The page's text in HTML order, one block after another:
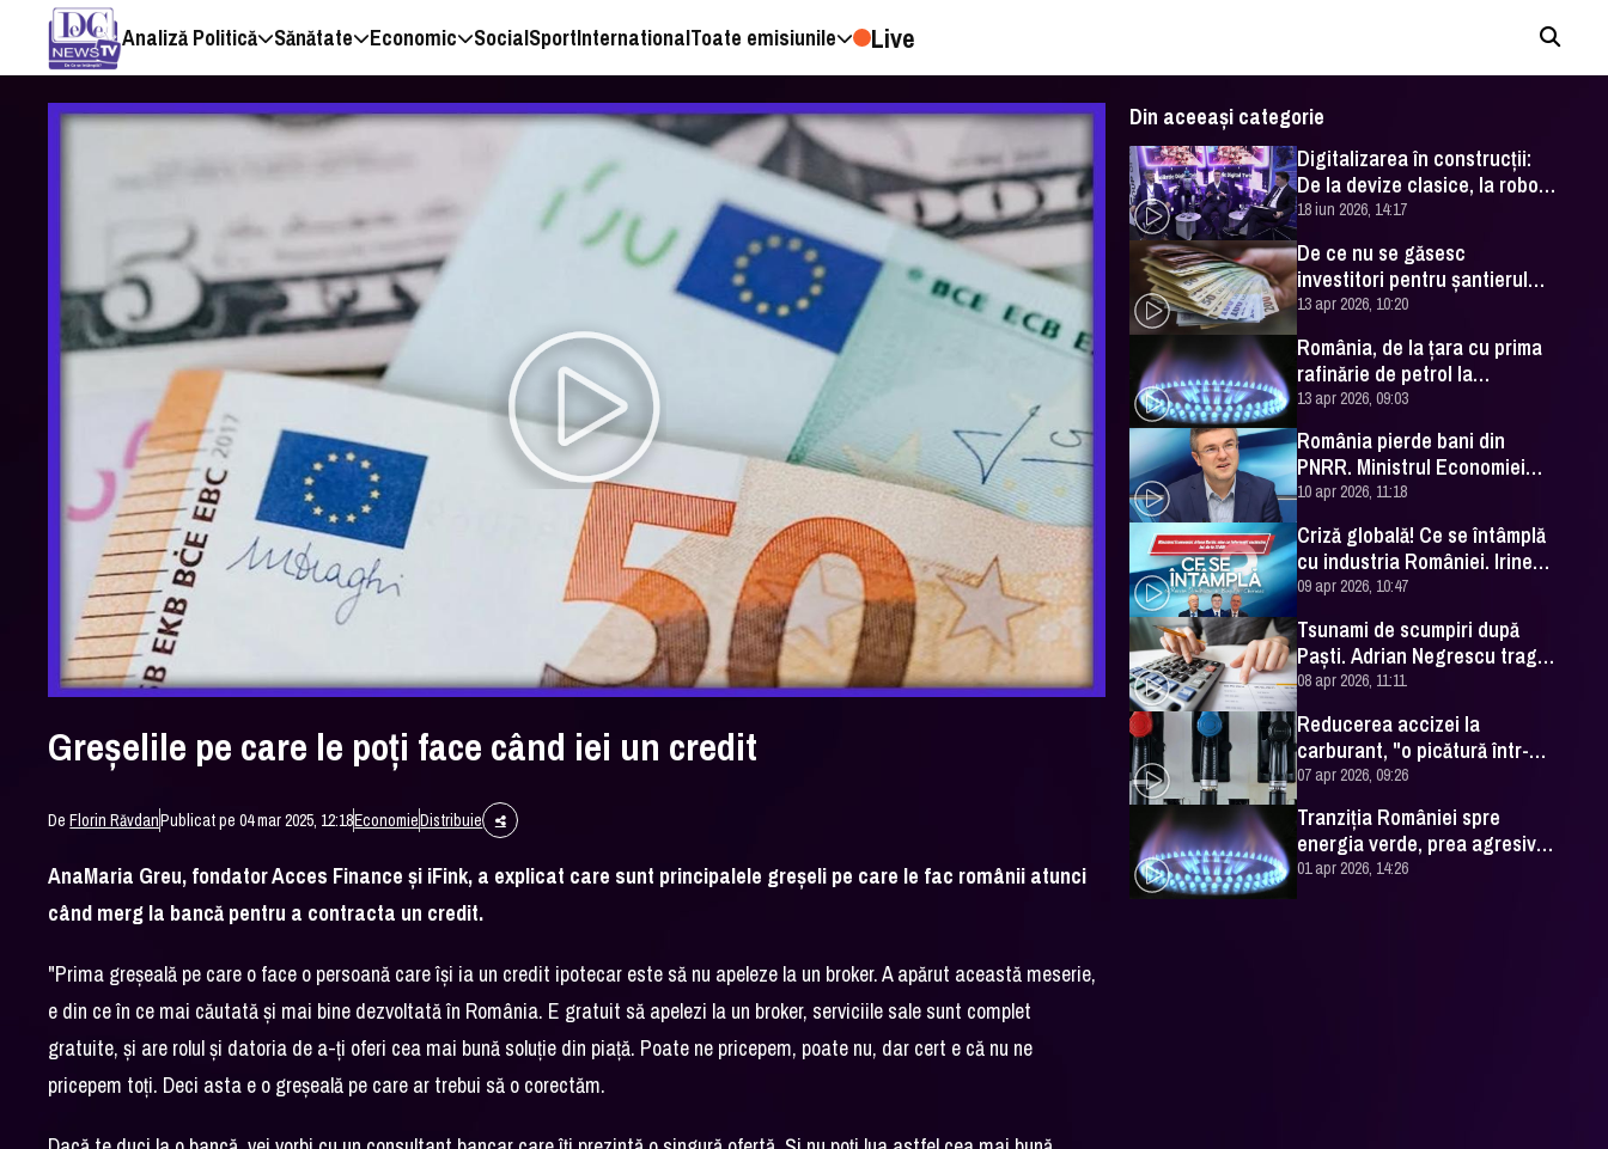
Analiză Politică Sănătate Economic SocialSportInternationalToate emisiunile Live
Greşelile pe care le poţi face când iei un credit
DeFlorin RăvdanPublicat pe 04 mar 2025, 12:18EconomieDistribuie
AnaMaria Greu, fondator Acces Finance şi iFink, a explicat care sunt principalele greşeli pe care le fac românii atunci
când merg la bancă pentru a contracta un credit.
"Prima greşeală pe care o face o persoană care îşi ia un credit ipotecar este să nu apeleze la un broker. A apărut această meserie,
e din ce în ce mai căutată şi mai bine dezvoltată în România. E gratuit să apelezi la un broker, serviciile sale sunt complet
gratuite, şi are rolul şi datoria de a-ţi oferi cea mai bună soluţie din piaţă. Poate ne pricepem, poate nu, dar cert e că nu ne
pricepem toţi. Deci asta e o greşeală pe care ar trebui să o corectăm.
Din aceeași categorie
Digitalizarea în construcții:
De la devize clasice, la roboți,
AI și „avatare de rol”.
România și redefinirea
industriei
18 iun 2026, 14:17
De ce nu se găsesc
investitori pentru şantierul
naval Mangalia
13 apr 2026, 10:20
România, de la ţara cu prima
rafinărie de petrol la
insecuritatea energetică de
azi
13 apr 2026, 09:03
România pierde bani din
PNRR. Ministrul Economiei
vine cu cifrele
10 apr 2026, 11:18
Criză globală! Ce se întâmplă
cu industria României. Irineu
Darău, explicații la DC NEWS
09 apr 2026, 10:47
Tsunami de scumpiri după
Paşti. Adrian Negrescu trage
semnalul de alarmă
08 apr 2026, 11:11
Reducerea accizei la
carburant, "o picătură într-o
mare de probleme"
07 apr 2026, 09:26
Tranziţia României spre
energia verde, prea agresivă.
"Pariul câştigător este gazul"
01 apr 2026, 14:26